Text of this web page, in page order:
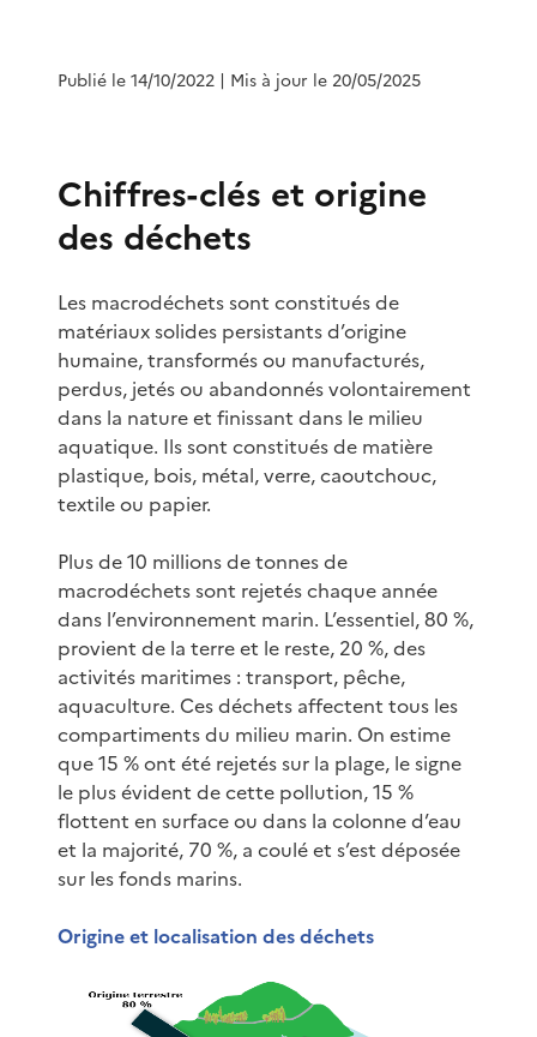
Publié le 14/10/2022 | Mis à jour le 20/05/2025
Chiffres-clés et origine
des déchets
Les macrodéchets sont constitués de
matériaux solides persistants d’origine
humaine, transformés ou manufacturés,
perdus, jetés ou abandonnés volontairement
dans la nature et finissant dans le milieu
aquatique. Ils sont constitués de matière
plastique, bois, métal, verre, caoutchouc,
textile ou papier.
Plus de 10 millions de tonnes de
macrodéchets sont rejetés chaque année
dans l’environnement marin. L’essentiel, 80 %,
provient de la terre et le reste, 20 %, des
activités maritimes : transport, pêche,
aquaculture. Ces déchets affectent tous les
compartiments du milieu marin. On estime
que 15 % ont été rejetés sur la plage, le signe
le plus évident de cette pollution, 15 %
flottent en surface ou dans la colonne d’eau
et la majorité, 70 %, a coulé et s’est déposée
sur les fonds marins.
Origine et localisation des déchets